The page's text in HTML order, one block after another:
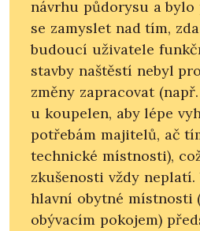
návrhu půdorysu a bylo
se zamyslet nad tím,
budoucí uživatele
stavby naštěstí nebyl
změny zapracovat
u koupelen, aby lépe
potřebám majitelů, ač
technické místnosti),
zkušenosti vždy
hlavní obytné místnosti
obývacím pokojem)